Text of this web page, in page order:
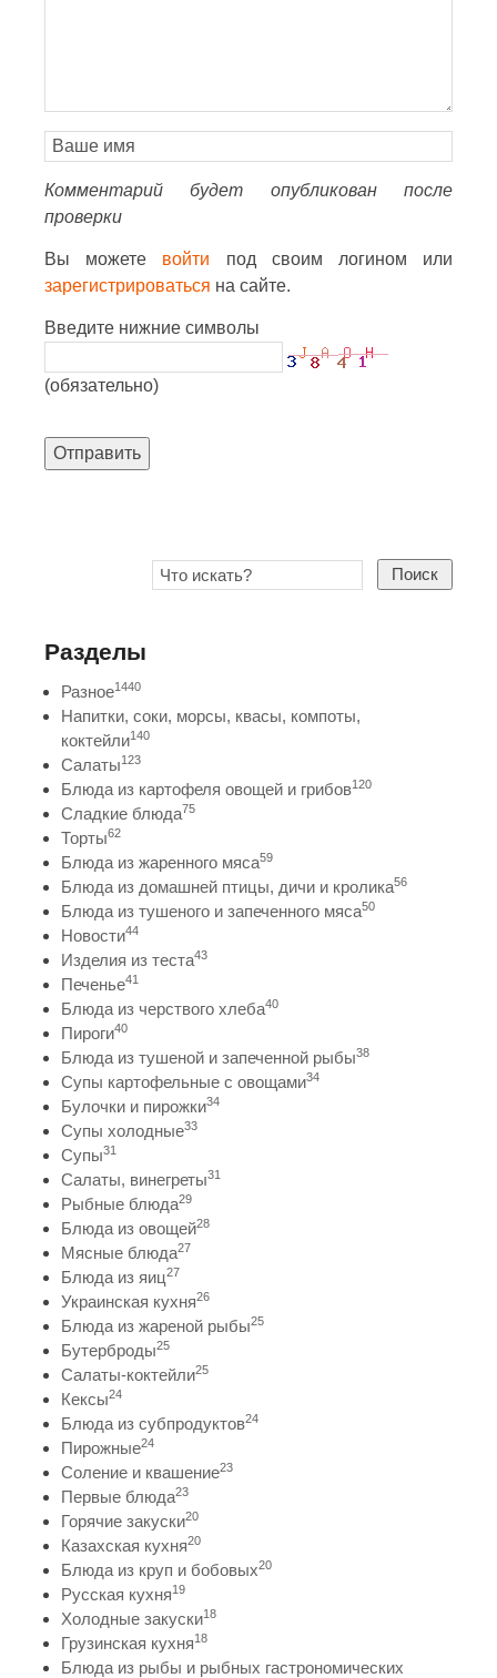
Комментарий будет опубликован после
проверки
Вы можете войти под своим логином или
зарегистрироваться на сайте.
Введите нижние символы
(обязательно)
Отправить
Поиск
Разделы
Разное1440
Напитки, соки, морсы, квасы, компоты,
коктейли140
Салаты123
Блюда из картофеля овощей и грибов120
Сладкие блюда75
Торты62
Блюда из жаренного мяса59
Блюда из домашней птицы, дичи и кролика56
Блюда из тушеного и запеченного мяса50
Новости44
Изделия из теста43
Печенье41
Блюда из черствого хлеба40
Пироги40
Блюда из тушеной и запеченной рыбы38
Супы картофельные с овощами34
Булочки и пирожки34
Супы холодные33
Супы31
Салаты, винегреты31
Рыбные блюда29
Блюда из овощей28
Мясные блюда27
Блюда из яиц27
Украинская кухня26
Блюда из жареной рыбы25
Бутерброды25
Салаты-коктейли25
Кексы24
Блюда из субпродуктов24
Пирожные24
Соление и квашение23
Первые блюда23
Горячие закуски20
Казахская кухня20
Блюда из круп и бобовых20
Русская кухня19
Холодные закуски18
Грузинская кухня18
Блюда из рыбы и рыбных гастрономических